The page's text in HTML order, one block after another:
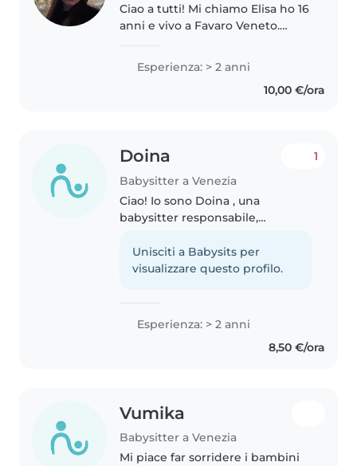
Ciao a tutti! Mi chiamo Elisa ho 16
anni e vivo a Favaro Veneto.
per il periodo scolastico e per
l'imminente estate. Amo stare
con i bambini e ho già maturato..
Esperienza: > 2 anni
10,00 €/ora
Doina
Babysitter a Venezia
1
Ciao! Io sono Doina , una
babysitter responsabile,
un anno di esperienza
nell'assistenza a bambini in età
Unisciti a Babysits per
visualizzare questo profilo.
Esperienza: > 2 anni
8,50 €/ora
Vumika
Babysitter a Venezia
Mi piace far sorridere i bambini